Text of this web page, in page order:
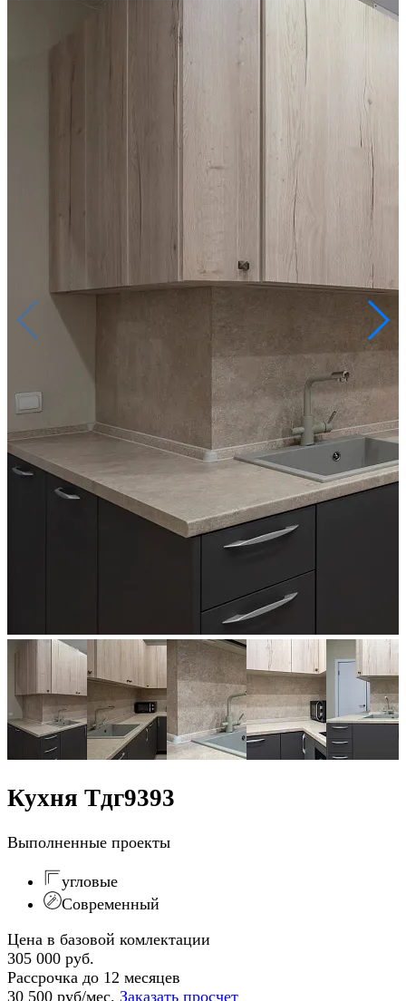
Кухня Тдг9393
Выполненные проекты
угловые
Современный
Цена в базовой комлектации
305 000 руб.
Рассрочка до 12 месяцев
30 500 руб/мес. Заказать просчет